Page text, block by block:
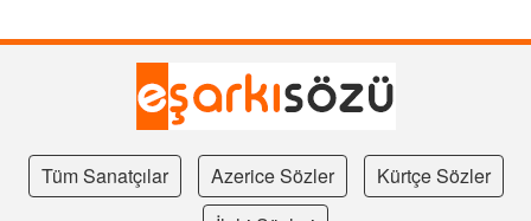
Tüm Sanatçılar Azerice Sözler
Kürtçe Sözler